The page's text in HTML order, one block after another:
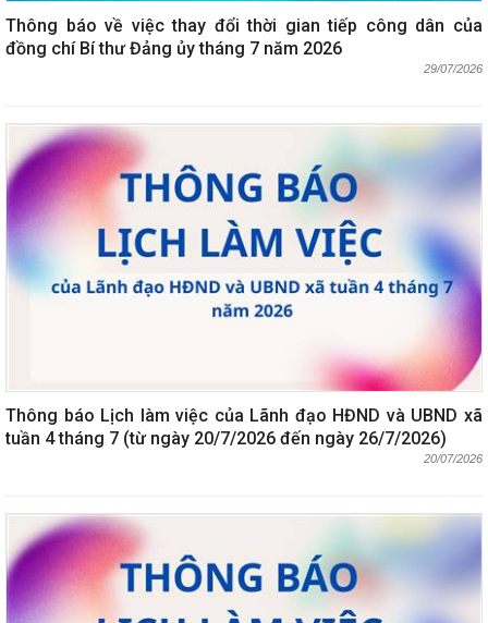
Thông báo về việc thay đổi thời gian tiếp công dân của
đồng chí Bí thư Đảng ủy tháng 7 năm 2026
29/07/2026
Thông báo Lịch làm việc của Lãnh đạo HĐND và UBND xã
tuần 4 tháng 7 (từ ngày 20/7/2026 đến ngày 26/7/2026)
20/07/2026